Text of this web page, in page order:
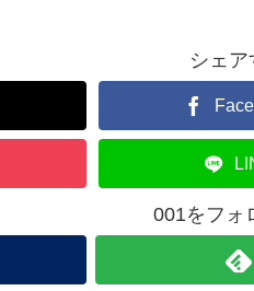
シェア
001をフォ